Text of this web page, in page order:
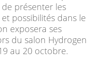
présenter les
possibilités dans le
exposera ses
du salon Hydrogen
au 20 octobre.